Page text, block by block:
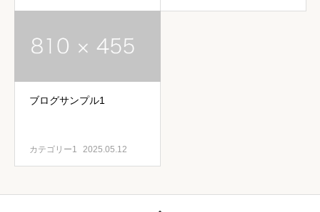
ブログサンプル1
カテゴリー1 2025.05.12